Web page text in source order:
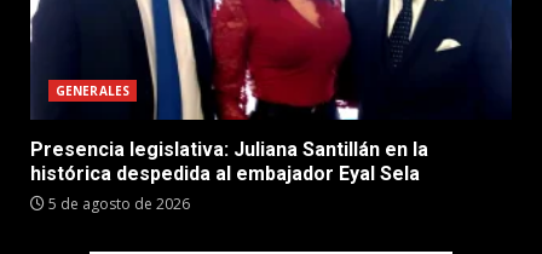
GENERALES
Presencia legislativa: Juliana Santillán en la
histórica despedida al embajador Eyal Sela
5 de agosto de 2026